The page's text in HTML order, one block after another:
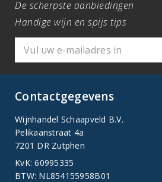
De scherpste aanbiedingen
Handige wijn en spijs tips
Contactgegevens
Wijnhandel Schaapveld B.V.
Pelikaanstraat 4a
7201 DR Zutphen
KvK: 60995335
BTW: NL854155958B01